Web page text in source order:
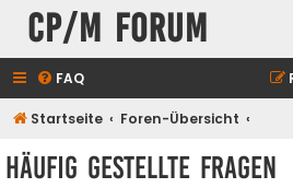
CP/M Forum
FAQ
Startseite Foren-Übersicht
Häufig gestellte Fragen